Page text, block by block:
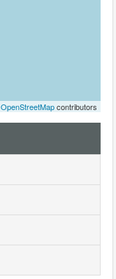
OpenStreetMapcontributors